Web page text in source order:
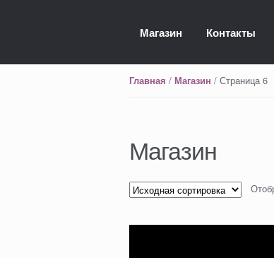
Магазин Контакты
Главная / Магазин / Страница 6
Магазин